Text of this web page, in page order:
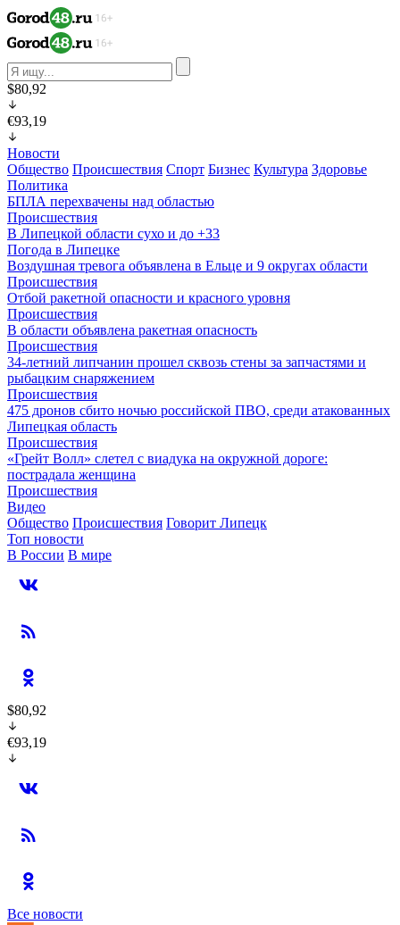
$80,92
€93,19
Новости
Общество Происшествия Спорт Бизнес Культура Здоровье
Политика
БПЛА перехвачены над областью
Происшествия
В Липецкой области сухо и до +33
Погода в Липецке
Воздушная тревога объявлена в Ельце и 9 округах области
Происшествия
Отбой ракетной опасности и красного уровня
Происшествия
В области объявлена ракетная опасность
Происшествия
34-летний липчанин прошел сквозь стены за запчастями и
рыбацким снаряжением
Происшествия
475 дронов сбито ночью российской ПВО, среди атакованных
Липецкая область
Происшествия
«Грейт Волл» слетел с виадука на окружной дороге:
пострадала женщина
Происшествия
Видео
Общество Происшествия Говорит Липецк
Топ новости
В России В мире
$80,92
€93,19
Все новости